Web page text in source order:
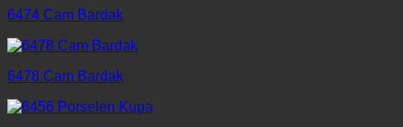
6474 Cam Bardak
6478 Cam Bardak